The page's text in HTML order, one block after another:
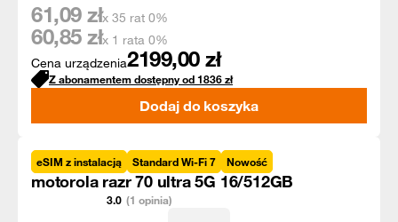
Cena urządzenia2199,00 zł
61,09 złx 35 rat 0%
60,85 złx 1 rata 0%
Z abonamentem dostępny od1836zł
Dodaj do koszyka
eSIM z instalacją Standard Wi-Fi 7 Nowość
motorola razr 70 ultra 5G 16/512GB
3.0 (1 opinia)